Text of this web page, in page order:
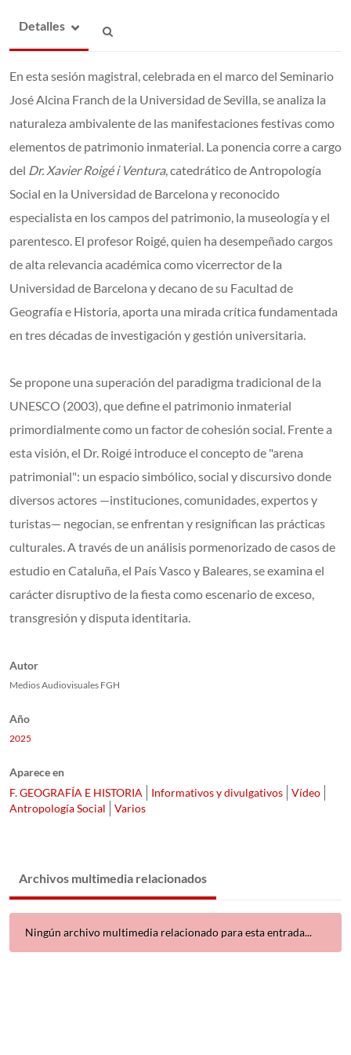
Detalles
En esta sesión magistral, celebrada en el marco del Seminario
José Alcina Franch de la Universidad de Sevilla, se analiza la
naturaleza ambivalente de las manifestaciones festivas como
elementos de patrimonio inmaterial. La ponencia corre a cargo
del Dr. Xavier Roigé i Ventura, catedrático de Antropología
Social en la Universidad de Barcelona y reconocido
especialista en los campos del patrimonio, la museología y el
parentesco. El profesor Roigé, quien ha desempeñado cargos
de alta relevancia académica como vicerrector de la
Universidad de Barcelona y decano de su Facultad de
Geografía e Historia, aporta una mirada crítica fundamentada
en tres décadas de investigación y gestión universitaria.
Se propone una superación del paradigma tradicional de la
UNESCO (2003), que define el patrimonio inmaterial
primordialmente como un factor de cohesión social. Frente a
esta visión, el Dr. Roigé introduce el concepto de "arena
patrimonial": un espacio simbólico, social y discursivo donde
diversos actores —instituciones, comunidades, expertos y
turistas— negocian, se enfrentan y resignifican las prácticas
culturales. A través de un análisis pormenorizado de casos de
estudio en Cataluña, el País Vasco y Baleares, se examina el
carácter disruptivo de la fiesta como escenario de exceso,
transgresión y disputa identitaria.
Autor
Medios Audiovisuales FGH
Año
2025
Aparece en
F. GEOGRAFÍA E HISTORIA
Informativos y divulgativos
Vídeo
Antropología Social
Varios
Archivos multimedia relacionados
Ningún archivo multimedia relacionado para esta entrada...